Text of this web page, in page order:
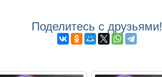
Поделитесь с друзьями!